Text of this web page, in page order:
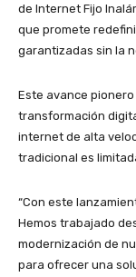
de Internet Fijo
que promete
garantizadas sin la
Este avance
transformación
internet de alta
tradicional es
“Con este
Hemos trabajado
modernización de
para ofrecer una